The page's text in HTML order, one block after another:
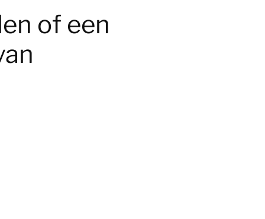
of een